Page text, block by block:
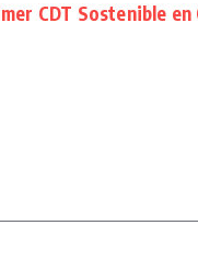
CDT Sostenible en